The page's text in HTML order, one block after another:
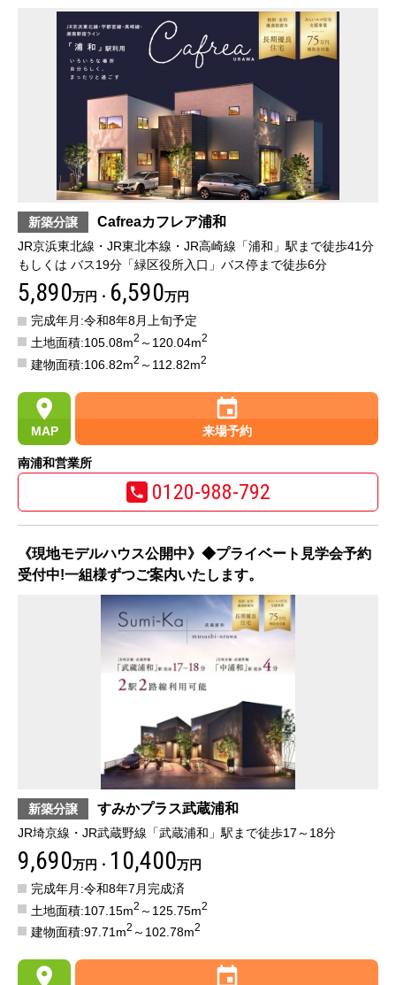
南浦和営業所
0120-988-792
新築分譲 Cafreaカフレア浦和
JR京浜東北線・JR東北本線・JR高崎線「浦和」駅まで徒歩41分
もしくは バス19分「緑区役所入口」バス停まで徒歩6分
5,890万円・ 6,590万円
完成年月:令和8年8月上旬予定
土地面積:105.08m2 ～120.04m2
建物面積:106.82m2 ～112.82m2
MAP 来場予約
《現地モデルハウス公開中》◆プライベート見学会予約
受付中!一組様ずつご案内いたします。
新築分譲 すみかプラス武蔵浦和
JR埼京線・JR武蔵野線「武蔵浦和」駅まで徒歩17～18分
9,690万円・ 10,400万円
完成年月:令和8年7月完成済
土地面積:107.15m2 ～125.75m2
建物面積:97.71m2 ～102.78m2